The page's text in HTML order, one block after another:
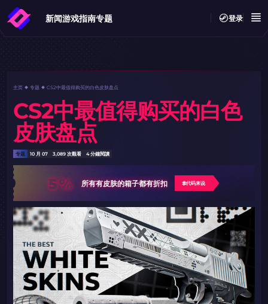
新闻游戏指南专题 登录
主页 专题 CS2中最值得购买的白色皮肤盘点
CS2中最值得购买的白色
皮肤盘点
专题 10 月 07 3,089 次觀看 4 分鐘閱讀
5% 所有有皮肤的箱子都有折扣 拿代码来说